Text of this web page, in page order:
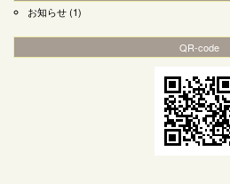
お知らせ(1)
QR-code